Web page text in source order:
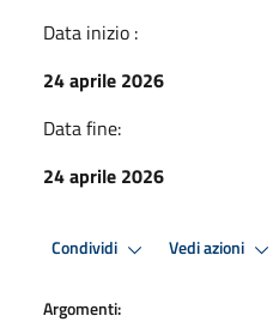
Data inizio :
24 aprile 2026
Data fine:
24 aprile 2026
Condividi Vedi azioni
Argomenti: